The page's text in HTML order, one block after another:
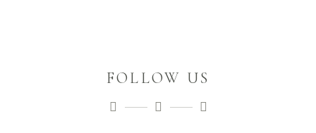
FOLLOW US